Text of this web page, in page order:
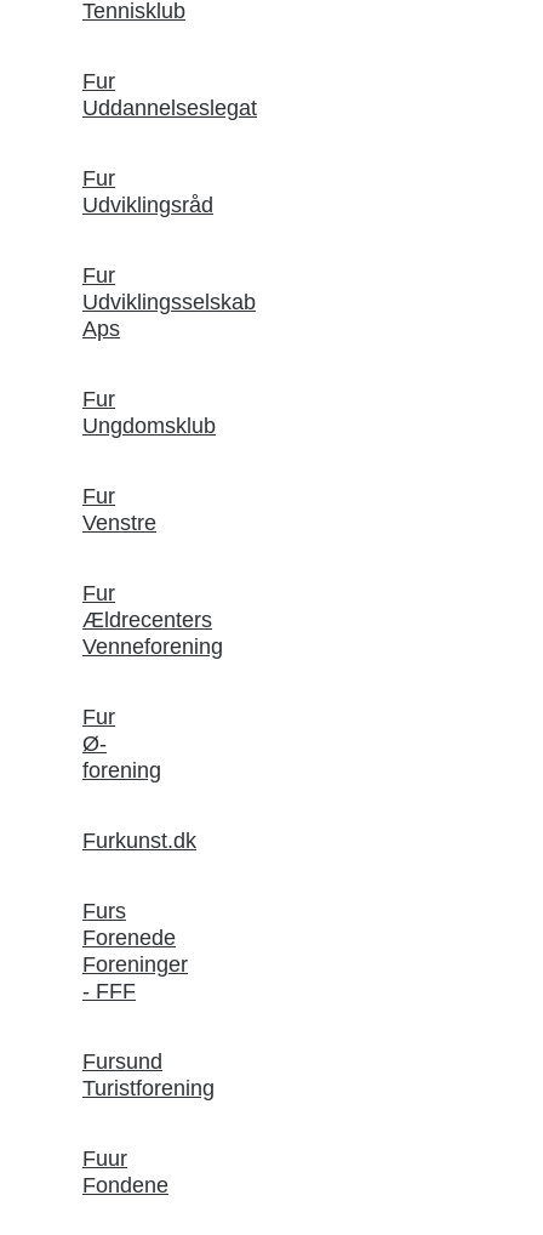
Tennisklub
Fur
Uddannelseslegat
Fur
Udviklingsråd
Fur
Udviklingsselskab
Aps
Fur
Ungdomsklub
Fur
Venstre
Fur
Ældrecenters
Venneforening
Fur
Ø-
forening
Furkunst.dk
Furs
Forenede
Foreninger
- FFF
Fursund
Turistforening
Fuur
Fondene